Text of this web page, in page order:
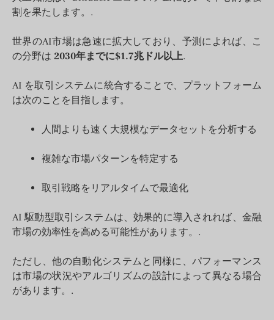
割を果たします。.
世界のAI市場は急速に拡大しており、予測によれば、こ
の分野は 2030年までに$1.7兆ドル以上.
AI を取引システムに統合することで、プラットフォーム
は次のことを目指します。
人間よりも速く大規模なデータセットを分析する
複雑な市場パターンを特定する
取引戦略をリアルタイムで最適化
AI 駆動型取引システムは、効果的に導入されれば、金融
市場の効率性を高める可能性があります。.
ただし、他の自動化システムと同様に、パフォーマンス
は市場の状況やアルゴリズムの設計によって異なる場合
があります。.